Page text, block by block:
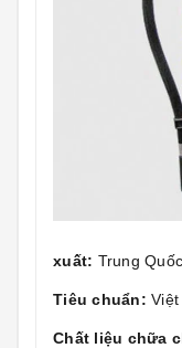
xuất: Trung Quốc
Tiêu chuẩn: Việt
Chất liệu chữa